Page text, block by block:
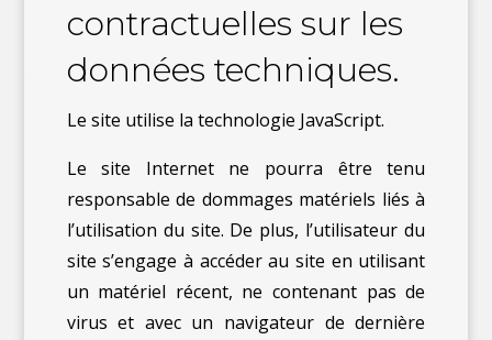
contractuelles sur les
données techniques.
Le site utilise la technologie JavaScript.
Le site Internet ne pourra être tenu
responsable de dommages matériels liés à
l’utilisation du site. De plus, l’utilisateur du
site s’engage à accéder au site en utilisant
un matériel récent, ne contenant pas de
virus et avec un navigateur de dernière